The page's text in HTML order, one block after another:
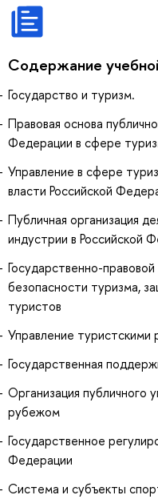
Содержание
Государство и туризм.
Правовая основа
Федерации в сфере
Управление в сфере
власти Российской
Публичная организация
индустрии в Российской
Государственно-
безопасности туризма,
туристов
Управление туристскими
Государственная
Организация публичного
рубежом
Государственное
Федерации
Система и субъекты